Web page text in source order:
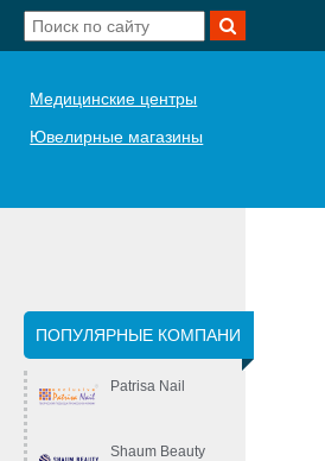
Медицинские центры
Ювелирные магазины
ПОПУЛЯРНЫЕ КОМПАНИ
Patrisa Nail
Shaum Beauty